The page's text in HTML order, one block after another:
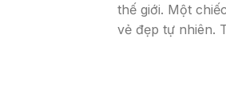
thế giới. Một
vẻ đẹp tự nhiên.